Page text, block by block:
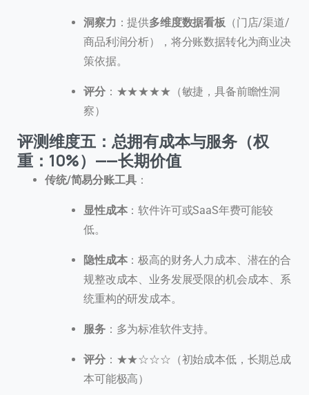
洞察力 ：提供多维度数据看板 （门店/渠道/
商品利润分析），将分账数据转化为商业决
策依据。
评分：★★★★★（敏捷，具备前瞻性洞
察）
评测维度五：总拥有成本与服务（权
重：10%）——长期价值
传统/简易分账工具：
显性成本：软件许可或SaaS年费可能较
低。
隐性成本：极高的财务人力成本、潜在的合
规整改成本、业务发展受限的机会成本、系
统重构的研发成本。
服务：多为标准软件支持。
评分：★★☆☆☆（初始成本低，长期总成
本可能极高）
联系我们